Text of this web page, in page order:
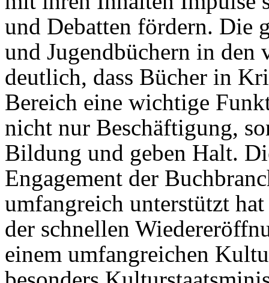
und Debatten fördern. Die
und Jugendbüchern in den
deutlich, dass Bücher in
Bereich eine wichtige
nicht nur Beschäftigung,
Bildung und geben Halt.
Engagement der
umfangreich unterstützt
der schnellen
einem umfangreichen